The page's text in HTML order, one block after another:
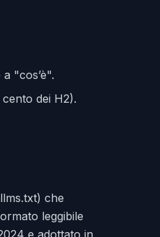
"cos’è".
dei H2).
che
leggibile
e adottato in